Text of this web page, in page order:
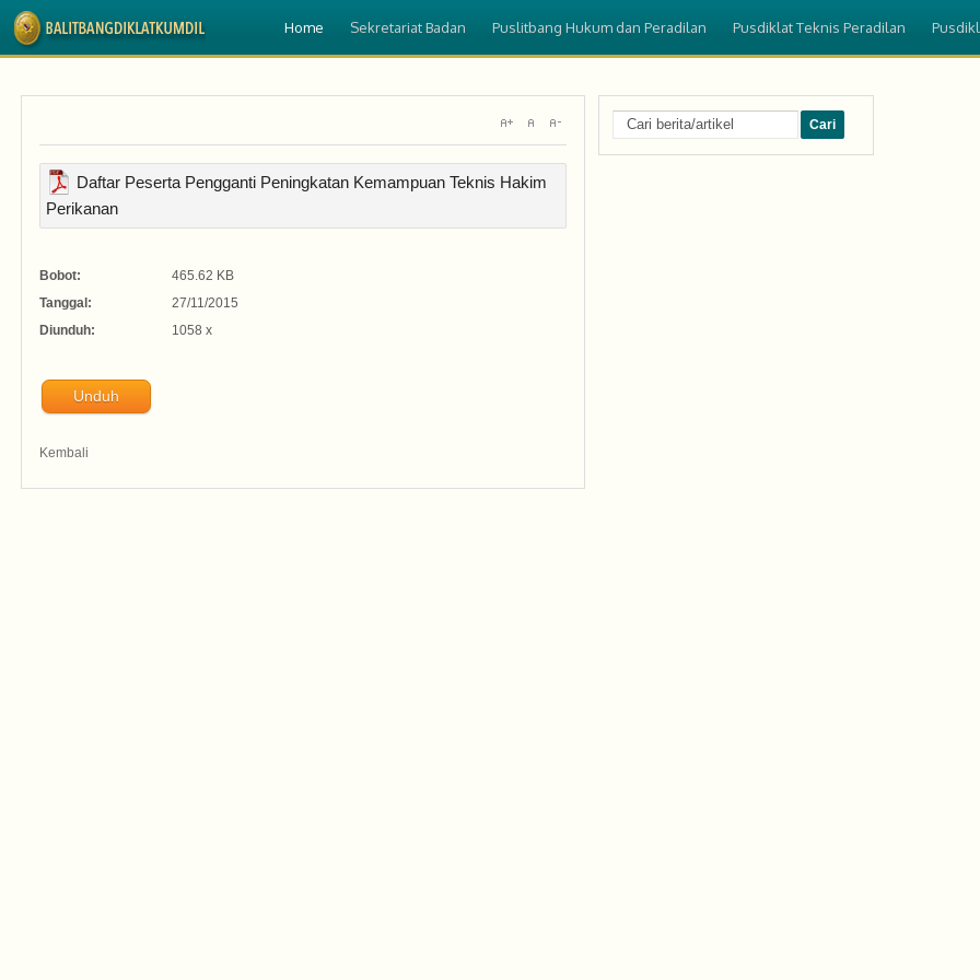
Home Sekretariat Badan Puslitbang Hukum dan Peradilan Pusdiklat Teknis Peradilan
Daftar Peserta Pengganti Peningkatan Kemampuan Teknis Hakim
Perikanan
Bobot:
465.62 KB
Tanggal:
27/11/2015
Diunduh:
1058 x
Unduh
Kembali
Sign In